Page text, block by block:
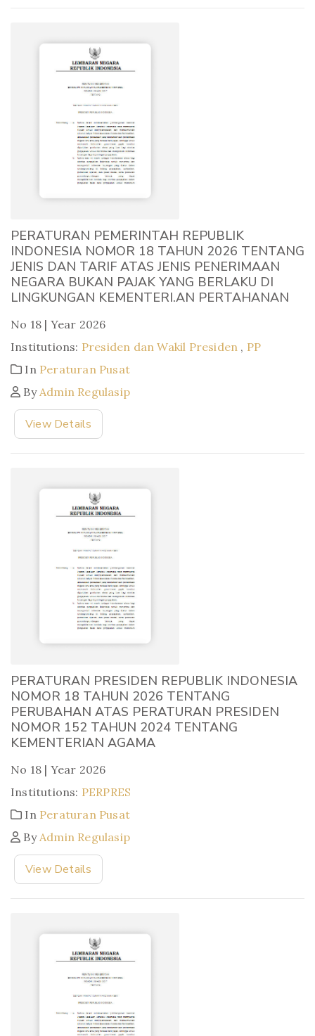
PERATURAN PEMERINTAH REPUBLIK
INDONESIA NOMOR 18 TAHUN 2026 TENTANG
JENIS DAN TARIF ATAS JENIS PENERIMAAN
NEGARA BUKAN PAJAK YANG BERLAKU DI
LINGKUNGAN KEMENTERI.AN PERTAHANAN
No 18 | Year 2026
Institutions: Presiden dan Wakil Presiden , PP
In Peraturan Pusat
ByAdmin Regulasip
View Details
PERATURAN PRESIDEN REPUBLIK INDONESIA
NOMOR 18 TAHUN 2026 TENTANG
PERUBAHAN ATAS PERATURAN PRESIDEN
NOMOR 152 TAHUN 2024 TENTANG
KEMENTERIAN AGAMA
No 18 | Year 2026
Institutions: PERPRES
In Peraturan Pusat
ByAdmin Regulasip
View Details